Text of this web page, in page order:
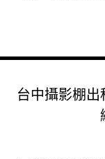
台中攝影棚